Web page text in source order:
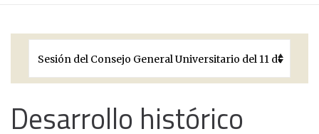
Períodos Históricos
Desarrollo histórico